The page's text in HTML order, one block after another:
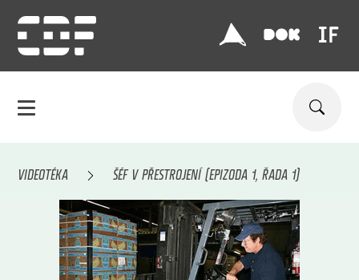
VIDEOTÉKA ŠÉF V PŘESTROJENÍ (EPIZODA 1, ŘADA 1)